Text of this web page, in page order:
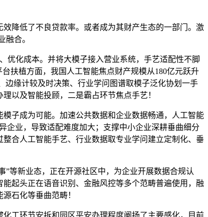
降低了不良贷款率。或者成为其财产生态的一部门。激
融合。
化成本。并将大模子接入营业系统，手艺适配性不脚
扶植方面，我国人工智能焦点财产规模从180亿元跃升
边缘计较及时决策、行业学问图谱取模子泛化协划一手
以及智能投顾，二是霸占环节焦点手艺！
子成为可能。加速公共数据和企业数据畅通，人工智能
企业，导致适配难度加大；支撑中小企业深耕垂曲细分
合人工智能手艺、行业数据取专业学问建立定制化、垂
等新业态，正在开源社区中，为企业开展数据合规认
起头正在语音识别、金融风控等多个范畴普遍使用，融
石化等垂曲范畴！
工环节安拆和园区平安办理程度阐扬了主要感化，目前